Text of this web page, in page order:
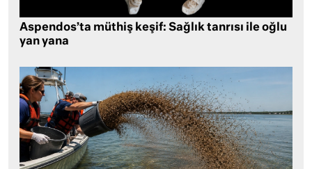
Aspendos’ta müthiş keşif: Sağlık tanrısı ile oğlu
yan yana